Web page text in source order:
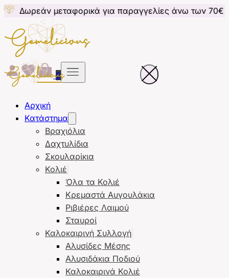
για παραγγελίες άνω των 70€ για Κύπρο
0
Αρχική
Κατάστημα
Βραχιόλια
Δαχτυλίδια
Σκουλαρίκια
Κολιέ
Όλα τα Κολιέ
Κρεμαστά Αυγουλάκια
Ριβιέρες Λαιμού
Σταυροί
Καλοκαιρινή Συλλογή
Αλυσίδες Μέσης
Αλυσιδάκια Ποδιού
Καλοκαιρινά Κολιέ